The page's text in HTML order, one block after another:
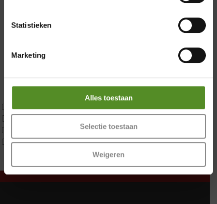
Statistieken
Marketing
Alles toestaan
Selectie toestaan
Weigeren
2 personen
Materiaal
Tweepersoons 1 kern
Tweepersoons 1 kern product
Tweepersoons 2 kernen
Webshop Only Collectie